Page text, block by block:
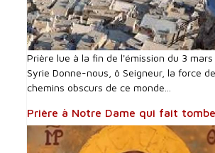
Prière lue à la fin de l'émission du 3
Syrie Donne-nous, ô Seigneur, la force
chemins obscurs de ce monde...
Prière à Notre Dame qui fait